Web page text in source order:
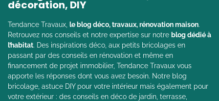
décoration, DIY
Tendance Travaux, le blog déco, travaux, rénovation maison.
Retrouvez nos conseils et notre expertise sur notre blog dédié à
l’habitat. Des inspirations déco, aux petits bricolages en
passant par des conseils en rénovation et même en
financement de projet immobilier, Tendance Travaux vous
apporte les réponses dont vous avez besoin. Notre blog
bricolage, astuce DIY pour votre intérieur mais également pour
votre extérieur : des conseils en déco de jardin, terrasse,